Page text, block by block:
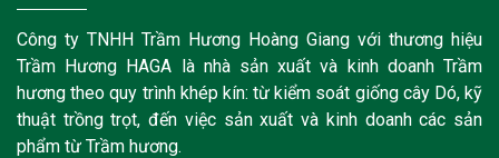
Công ty TNHH Trầm Hương Hoàng Giang với thương hiệu
Trầm Hương HAGA là nhà sản xuất và kinh doanh Trầm
hương theo quy trình khép kín: từ kiểm soát giống cây Dó, kỹ
thuật trồng trọt, đến việc sản xuất và kinh doanh các sản
phẩm từ Trầm hương.